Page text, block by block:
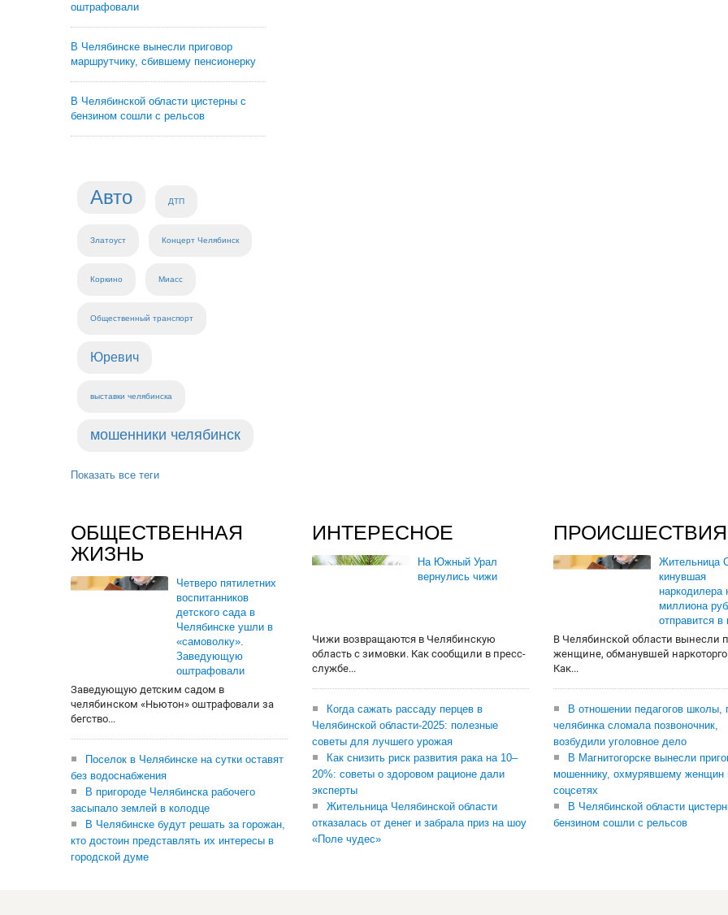
оштрафовали
В Челябинске вынесли приговор
маршрутчику, сбившему пенсионерку
В Челябинской области цистерны с
бензином сошли с рельсов
Авто ДТП
Златоуст Концерт Челябинск
Коркино Миасс
Общественный транспорт
Юревич
выставки челябинска
мошенники челябинск
Показать все теги
ОБЩЕСТВЕННАЯ
ЖИЗНЬ
Четверо пятилетних
воспитанников
детского сада в
Челябинске ушли в
«самоволку».
Заведующую
оштрафовали
Заведующую детским садом в
челябинском «Ньютон» оштрафовали за
бегство...
Поселок в Челябинске на сутки оставят
без водоснабжения
В пригороде Челябинска рабочего
засыпало землей в колодце
В Челябинске будут решать за горожан,
кто достоин представлять их интересы в
городской думе
ИНТЕРЕСНОЕ
На Южный Урал
вернулись чижи
Чижи возвращаются в Челябинскую
область с зимовки. Как сообщили в пресс-
службе...
Когда сажать рассаду перцев в
Челябинской области-2025: полезные
советы для лучшего урожая
Как снизить риск развития рака на 10–
20%: советы о здоровом рационе дали
эксперты
Жительница Челябинской области
отказалась от денег и забрала приз на шоу
«Поле чудес»
ПРОИСШЕСТВИЯ
Жительница
кинувшая
наркодилера
миллиона
отправится
В Челябинской области вынесли
женщине, обманувшей
Как...
В отношении педагогов школы,
челябинка сломала позвоночник,
возбудили уголовное дело
В Магнитогорске вынесли
мошеннику, охмурявшему женщин
соцсетях
В Челябинской области
бензином сошли с рельсов